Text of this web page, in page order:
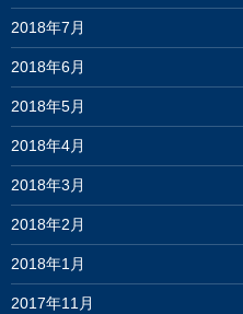
2018年7月
2018年6月
2018年5月
2018年4月
2018年3月
2018年2月
2018年1月
2017年11月